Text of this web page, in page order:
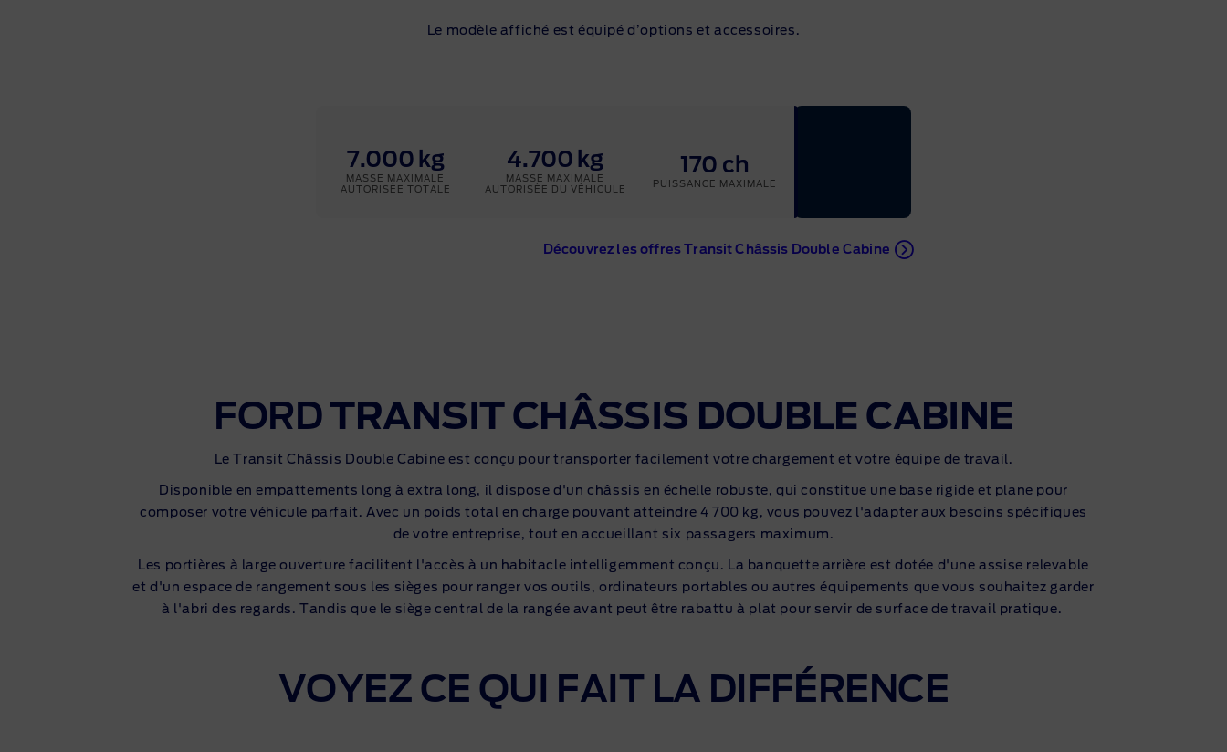
Le modèle affiché est équipé d’options et accessoires.
7.000 kg
MASSE MAXIMALE
AUTORISÉE TOTALE
4.700 kg
MASSE MAXIMALE
AUTORISÉE DU VÉHICULE
170 ch
PUISSANCE MAXIMALE
Découvrez les offres Transit Châssis Double Cabine
FORDTRANSIT CHÂSSIS DOUBLE CABINE
Le Transit Châssis Double Cabine est conçu pour transporter facilement votre chargement et votre équipe de travail.
Disponible en empattements long à extra long, il dispose d'un châssis en échelle robuste, qui constitue une base rigide et plane pour
composer votre véhicule parfait. Avec un poids total en charge pouvant atteindre 4 700 kg, vous pouvez l'adapter aux besoins spécifiques
de votre entreprise, tout en accueillant six passagers maximum.
Les portières à large ouverture facilitent l'accès à un habitacle intelligemment conçu. La banquette arrière est dotée d'une assise relevable
et d'un espace de rangement sous les sièges pour ranger vos outils, ordinateurs portables ou autres équipements que vous souhaitez garder
à l'abri des regards. Tandis que le siège central de la rangée avant peut être rabattu à plat pour servir de surface de travail pratique.
VOYEZ CE QUI FAIT LA DIFFÉRENCE